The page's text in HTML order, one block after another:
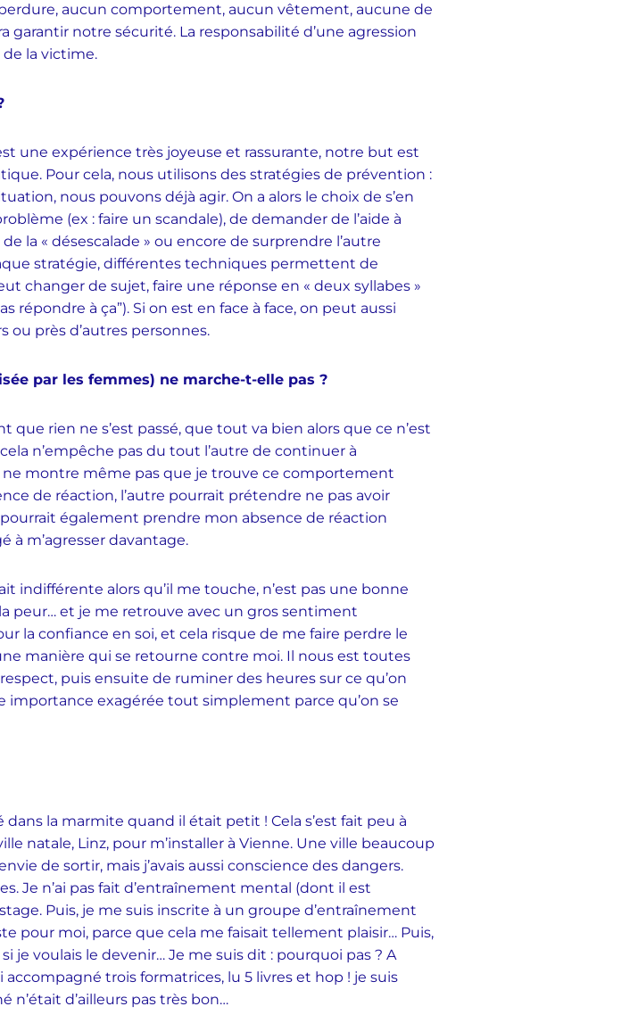
aucun comportement, aucun vêtement, aucune de
notre sécurité. La responsabilité d’une agression
la victime.
une expérience très joyeuse et rassurante, notre but est
Pour cela, nous utilisons des stratégies de prévention :
nous pouvons déjà agir. On a alors le choix de s’en
(ex : faire un scandale), de demander de l’aide à
la « désescalade » ou encore de surprendre l’autre
stratégie, différentes techniques permettent de
changer de sujet, faire une réponse en « deux syllabes »
répondre à ça”). Si on est en face à face, on peut aussi
ou près d’autres personnes.
par les femmes) ne marche-t-elle pas ?
rien ne s’est passé, que tout va bien alors que ce n’est
n’empêche pas du tout l’autre de continuer à
ne montre même pas que je trouve ce comportement
de réaction, l’autre pourrait prétendre ne pas avoir
également prendre mon absence de réaction
à m’agresser davantage.
indifférente alors qu’il me touche, n’est pas une bonne
la peur… et je me retrouve avec un gros sentiment
la confiance en soi, et cela risque de me faire perdre le
manière qui se retourne contre moi. Il nous est toutes
puis ensuite de ruminer des heures sur ce qu’on
importance exagérée tout simplement parce qu’on se
la marmite quand il était petit ! Cela s’est fait peu à
natale, Linz, pour m’installer à Vienne. Une ville beaucoup
de sortir, mais j’avais aussi conscience des dangers.
Je n’ai pas fait d’entraînement mental (dont il est
Puis, je me suis inscrite à un groupe d’entraînement
pour moi, parce que cela me faisait tellement plaisir… Puis,
je voulais le devenir… Je me suis dit : pourquoi pas ? A
accompagné trois formatrices, lu 5 livres et hop ! je suis
n’était d’ailleurs pas très bon…